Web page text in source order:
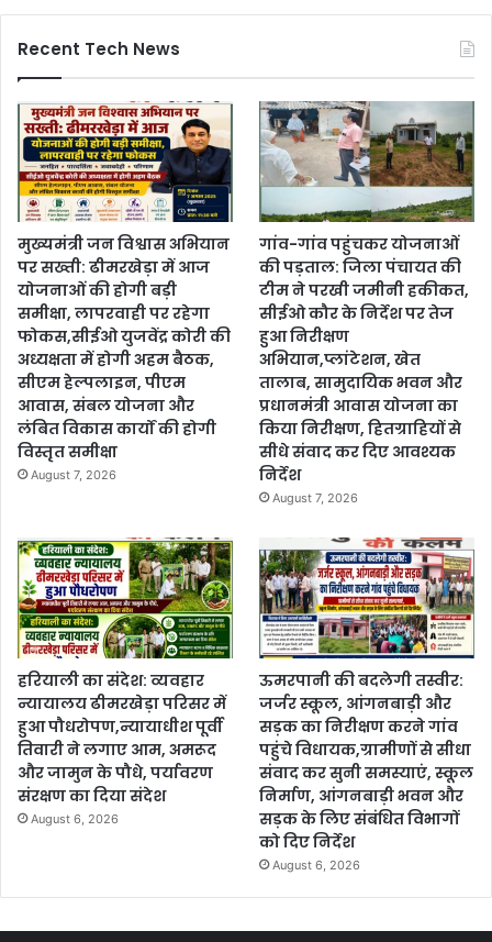
Recent Tech News
मुख्यमंत्री जन विश्वास अभियान
पर सख्ती: ढीमरखेड़ा में आज
योजनाओं की होगी बड़ी
समीक्षा, लापरवाही पर रहेगा
फोकस,सीईओ युजवेंद्र कोरी की
अध्यक्षता में होगी अहम बैठक,
सीएम हेल्पलाइन, पीएम
आवास, संबल योजना और
लंबित विकास कार्यों की होगी
विस्तृत समीक्षा
August 7, 2026
गांव-गांव पहुंचकर योजनाओं
की पड़ताल: जिला पंचायत की
टीम ने परखी जमीनी हकीकत,
सीईओ कौर के निर्देश पर तेज
हुआ निरीक्षण
अभियान,प्लांटेशन, खेत
तालाब, सामुदायिक भवन और
प्रधानमंत्री आवास योजना का
किया निरीक्षण, हितग्राहियों से
सीधे संवाद कर दिए आवश्यक
निर्देश
August 7, 2026
हरियाली का संदेश: व्यवहार
न्यायालय ढीमरखेड़ा परिसर में
हुआ पौधरोपण,न्यायाधीश पूर्वी
तिवारी ने लगाए आम, अमरूद
और जामुन के पौधे, पर्यावरण
संरक्षण का दिया संदेश
August 6, 2026
ऊमरपानी की बदलेगी तस्वीर:
जर्जर स्कूल, आंगनबाड़ी और
सड़क का निरीक्षण करने गांव
पहुंचे विधायक,ग्रामीणों से सीधा
संवाद कर सुनी समस्याएं, स्कूल
निर्माण, आंगनबाड़ी भवन और
सड़क के लिए संबंधित विभागों
को दिए निर्देश
August 6, 2026